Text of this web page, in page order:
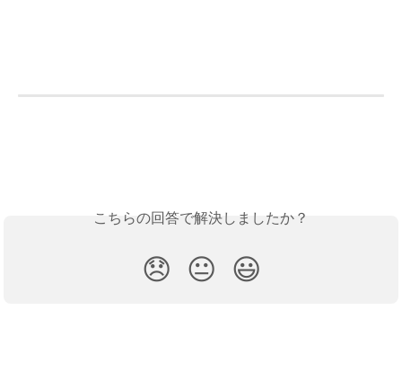
こちらの回答で解決しましたか？
😞 😐 😃